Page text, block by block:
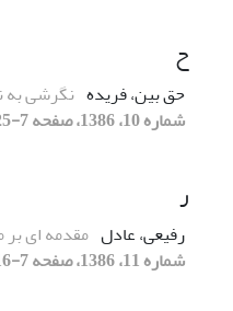
ح
حق بین، فریده نگرشی به
شماره 10، 1386، صفحه 7-25]
ر
رفیعی، عادل مقدمه ای
شماره 11، 1386، صفحه 7-16]